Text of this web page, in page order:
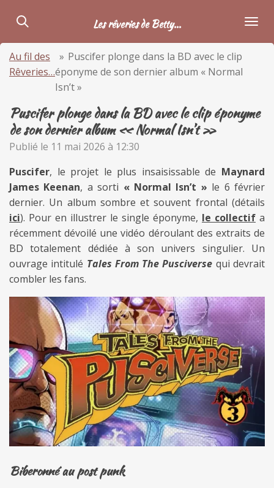
Passer
contenu
principal
Les rêveries de Betty...
Au fil des
Rêveries…
» Puscifer plonge dans la BD avec le clip
éponyme de son dernier album « Normal
Isn’t »
Puscifer plonge dans la BD avec le clip éponyme
de son dernier album « Normal Isn’t »
Publié le 11 mai 2026 à 12:30
Puscifer, le projet le plus insaisissable de Maynard
James Keenan, a sorti « Normal Isn’t » le 6 février
dernier. Un album sombre et souvent frontal (détails
ici). Pour en illustrer le single éponyme, le collectif a
récemment dévoilé une vidéo déroulant des extraits de
BD totalement dédiée à son univers singulier. Un
ouvrage intitulé Tales From The Pusciverse qui devrait
combler les fans.
Biberonné au post punk